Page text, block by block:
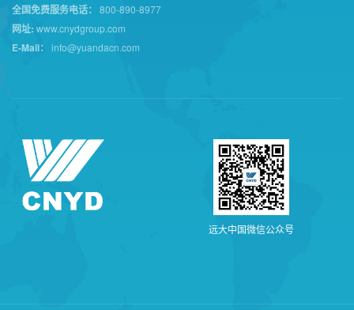
全国免费服务电话： 800-890-8977
网址: www.cnydgroup.com
E-Mail： info@yuandacn.com
远大中 国微信公众号